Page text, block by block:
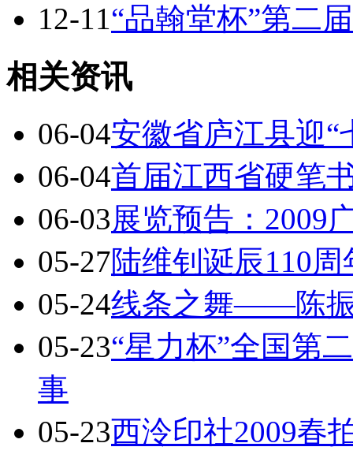
12-11“品翰堂杯”第二
相关资讯
06-04安徽省庐江县迎“
06-04首届江西省硬笔
06-03展览预告：2009
05-27陆维钊诞辰110
05-24线条之舞——陈振
05-23“星力杯”全国第
事
05-23西泠印社2009春